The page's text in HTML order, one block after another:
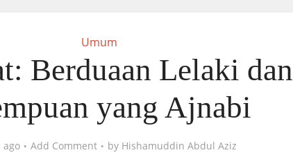
Umum
Berduaan Lelaki dan
yang Ajnabi
ago Add Comment by Hishamuddin Abdul Aziz